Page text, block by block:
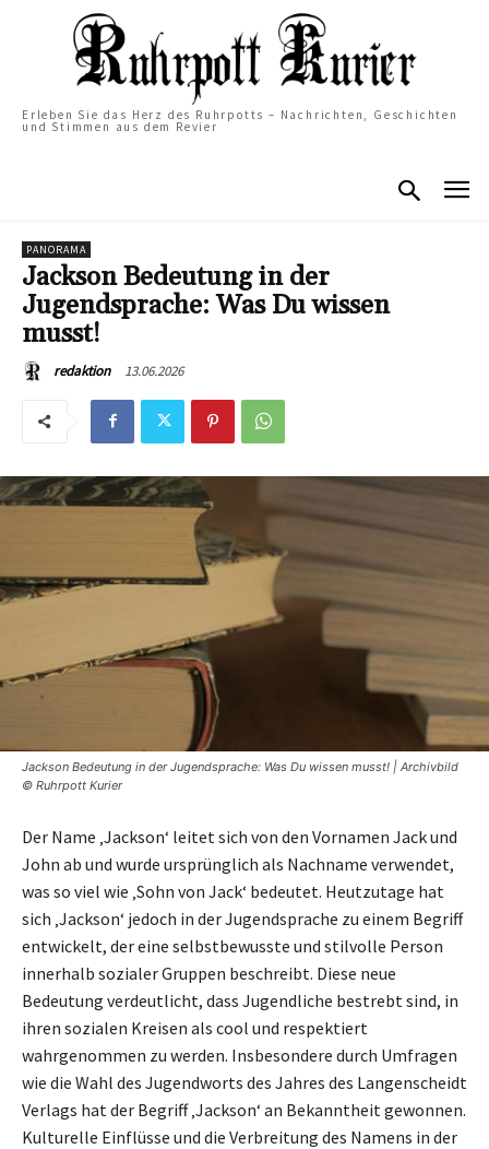
Erleben Sie das Herz des Ruhrpotts – Nachrichten, Geschichten
und Stimmen aus dem Revier
PANORAMA
Jackson Bedeutung in der
Jugendsprache: Was Du wissen
musst!
redaktion 13.06.2026
Jackson Bedeutung in der Jugendsprache: Was Du wissen musst! | Archivbild
© Ruhrpott Kurier
Der Name ‚Jackson‘ leitet sich von den Vornamen Jack und
John ab und wurde ursprünglich als Nachname verwendet,
was so viel wie ‚Sohn von Jack‘ bedeutet. Heutzutage hat
sich ‚Jackson‘ jedoch in der Jugendsprache zu einem Begriff
entwickelt, der eine selbstbewusste und stilvolle Person
innerhalb sozialer Gruppen beschreibt. Diese neue
Bedeutung verdeutlicht, dass Jugendliche bestrebt sind, in
ihren sozialen Kreisen als cool und respektiert
wahrgenommen zu werden. Insbesondere durch Umfragen
wie die Wahl des Jugendworts des Jahres des Langenscheidt
Verlags hat der Begriff ‚Jackson‘ an Bekanntheit gewonnen.
Kulturelle Einflüsse und die Verbreitung des Namens in der